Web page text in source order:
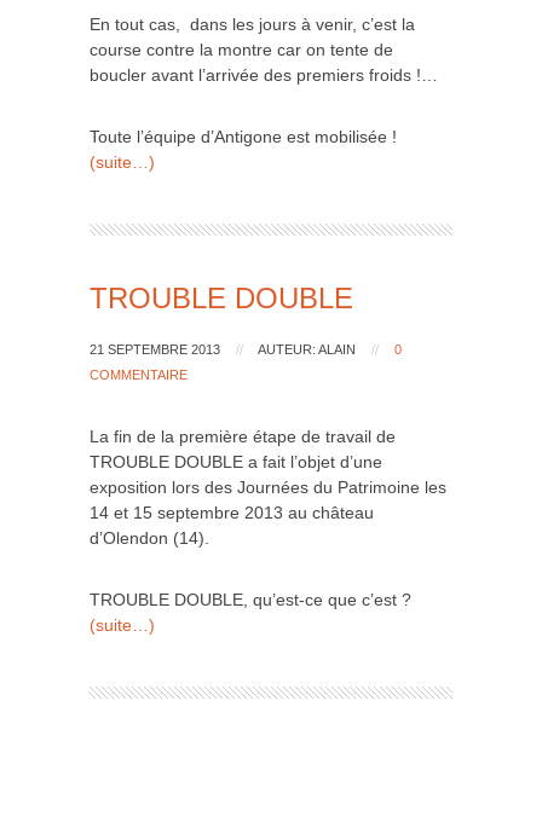
En tout cas, dans les jours à venir, c’est la
course contre la montre car on tente de
boucler avant l’arrivée des premiers froids !…
Toute l’équipe d’Antigone est mobilisée !
(suite…)
TROUBLE DOUBLE
21 SEPTEMBRE 2013 // AUTEUR: ALAIN //
0
COMMENTAIRE
La fin de la première étape de travail de
TROUBLE DOUBLE a fait l’objet d’une
exposition lors des Journées du Patrimoine les
14 et 15 septembre 2013 au château
d’Olendon (14).
TROUBLE DOUBLE, qu’est-ce que c’est ?
(suite…)